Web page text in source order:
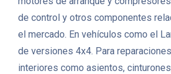
de control y otros componentes
el mercado. En vehículos como el
de versiones 4x4. Para
interiores como asientos,